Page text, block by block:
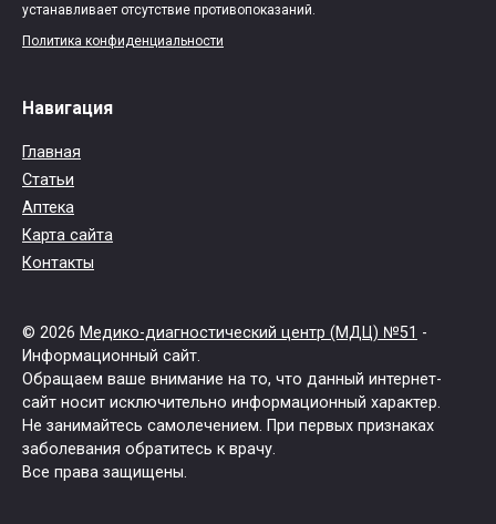
устанавливает отсутствие противопоказаний.
Политика конфиденциальности
Навигация
Главная
Статьи
Аптека
Карта сайта
Контакты
© 2026 Медико-диагностический центр (МДЦ) №51 -
Информационный сайт.
Обращаем ваше внимание на то, что данный интернет-
сайт носит исключительно информационный характер.
Не занимайтесь самолечением. При первых признаках
заболевания обратитесь к врачу.
Все права защищены.